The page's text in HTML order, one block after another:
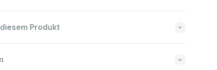
Produkt